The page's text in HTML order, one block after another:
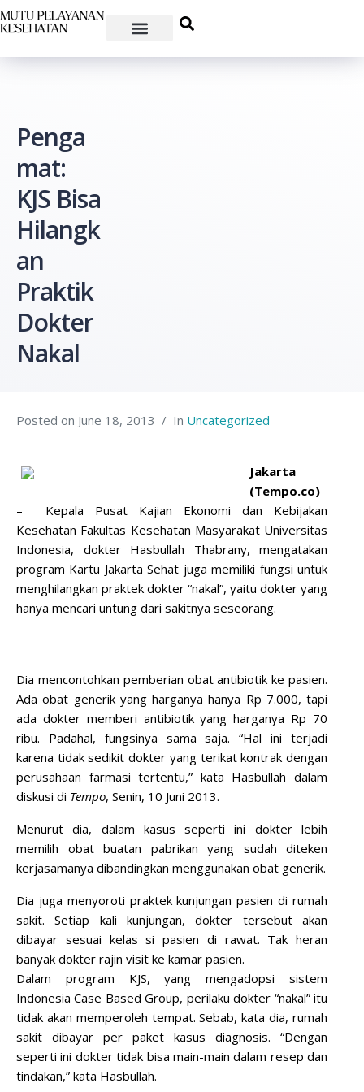
Penga
mat:
KJS Bisa
Hilangk
an
Praktik
Dokter
Nakal
Posted on June 18, 2013 In Uncategorized
Jakarta
(Tempo.co)
– Kepala Pusat Kajian Ekonomi dan Kebijakan
Kesehatan Fakultas Kesehatan Masyarakat Universitas
Indonesia, dokter Hasbullah Thabrany, mengatakan
program Kartu Jakarta Sehat juga memiliki fungsi untuk
menghilangkan praktek dokter “nakal”, yaitu dokter yang
hanya mencari untung dari sakitnya seseorang.
Dia mencontohkan pemberian obat antibiotik ke pasien.
Ada obat generik yang harganya hanya Rp 7.000, tapi
ada dokter memberi antibiotik yang harganya Rp 70
ribu. Padahal, fungsinya sama saja. “Hal ini terjadi
karena tidak sedikit dokter yang terikat kontrak dengan
perusahaan farmasi tertentu,” kata Hasbullah dalam
diskusi di Tempo, Senin, 10 Juni 2013.
Menurut dia, dalam kasus seperti ini dokter lebih
memilih obat buatan pabrikan yang sudah diteken
kerjasamanya dibandingkan menggunakan obat generik.
Dia juga menyoroti praktek kunjungan pasien di rumah
sakit. Setiap kali kunjungan, dokter tersebut akan
dibayar sesuai kelas si pasien di rawat. Tak heran
banyak dokter rajin visit ke kamar pasien.
Dalam program KJS, yang mengadopsi sistem
Indonesia Case Based Group, perilaku dokter “nakal” itu
tidak akan memperoleh tempat. Sebab, kata dia, rumah
sakit dibayar per paket kasus diagnosis. “Dengan
seperti ini dokter tidak bisa main-main dalam resep dan
tindakan,” kata Hasbullah.